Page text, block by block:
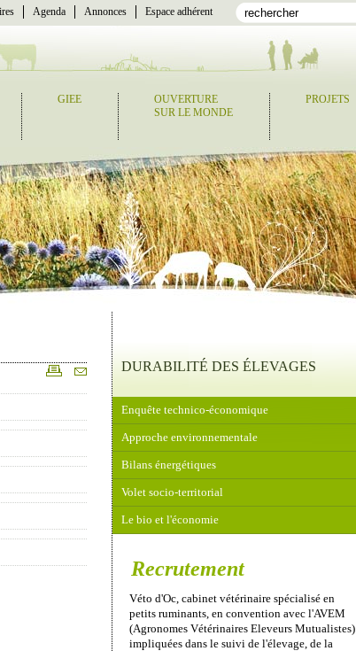
Agenda Annonces Espace adhérent
GIEE
OUVERTURE
SUR LE MONDE
PROJETS
DURABILITÉ DES ÉLEVAGES
Enquête technico-économique
Approche environnementale
Bilans énergétiques
Volet socio-territorial
Le bio et l'économie
Recrutement
Véto d'Oc, cabinet vétérinaire spécialisé en
petits ruminants, en convention avec l'AVEM
(Agronomes Vétérinaires Eleveurs Mutualistes)
impliquées dans le suivi de l'élevage, de la